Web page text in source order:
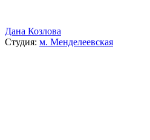
Дана Козлова
Студия: м. Менделеевская